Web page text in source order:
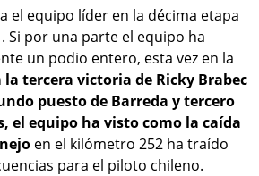
el equipo líder en la décima etapa
Si por una parte el equipo ha
un podio entero, esta vez en la
la tercera victoria de Ricky Brabec
puesto de Barreda y tercero
el equipo ha visto como la caída
en el kilómetro 252 ha traído
para el piloto chileno.